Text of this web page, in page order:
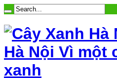
Hà Nội Vì một
xanh